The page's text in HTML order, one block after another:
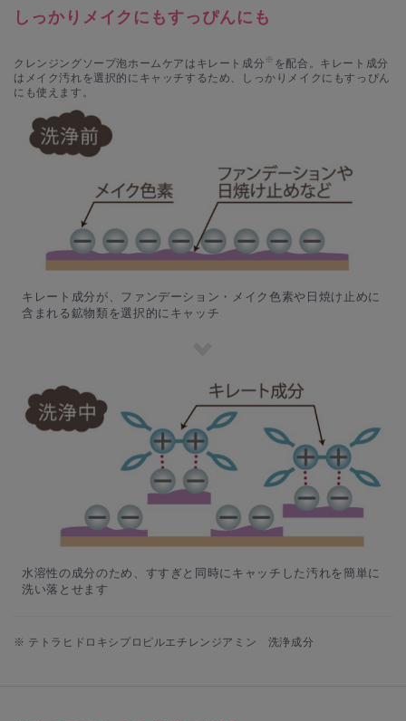
しっかりメイクにもすっぴんにも
クレンジングソープ泡ホームケアはキレート成分※ を配合。キレート成分
はメイク汚れを選択的にキャッチするため、しっかりメイクにもすっぴん
にも使えます。
キレート成分が、ファンデーション・メイク色素や日焼け止めに
含まれる鉱物類を選択的にキャッチ
水溶性の成分のため、すすぎと同時にキャッチした汚れを簡単に
洗い落とせます
※ テトラヒドロキシプロピルエチレンジアミン 洗浄成分